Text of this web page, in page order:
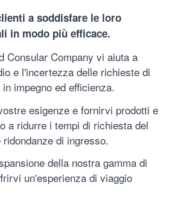
a soddisfare le loro
in modo più efficace.
Consular Company vi aiuta a
e l'incertezza delle richieste di
impegno ed efficienza.
esigenze e fornirvi prodotti e
a ridurre i tempi di richiesta del
di ingresso.
della nostra gamma di
un'esperienza di viaggio